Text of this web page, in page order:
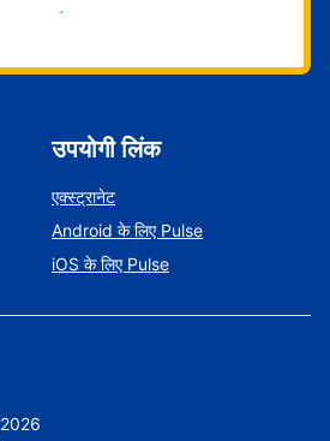
अभी शुरू करें
उपयोगी लिंक
एक्स्ट्रानेट
Android के लिए Pulse
iOS के लिए Pulse
2026